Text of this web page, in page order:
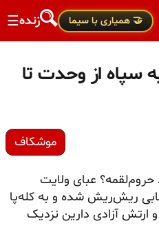
🤝 همیاری با سیما زنده☰
سپاه از وحدت تا
موشکاف
عبای ولایت
ریش‌ریش شده و به کله‌پا
آزادی دارین نزدیک